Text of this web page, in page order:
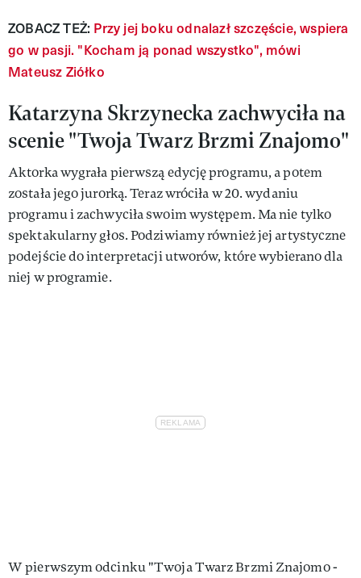
ZOBACZ TEŻ: Przy jej boku odnalazł szczęście, wspiera
go w pasji. "Kocham ją ponad wszystko", mówi
Mateusz Ziółko
Katarzyna Skrzynecka zachwyciła na
scenie "Twoja Twarz Brzmi Znajomo"
Aktorka wygrała pierwszą edycję programu, a potem
została jego jurorką. Teraz wróciła w 20. wydaniu
programu i zachwyciła swoim występem. Ma nie tylko
spektakularny głos. Podziwiamy również jej artystyczne
podejście do interpretacji utworów, które wybierano dla
niej w programie.
W pierwszym odcinku "Twoja Twarz Brzmi Znajomo -